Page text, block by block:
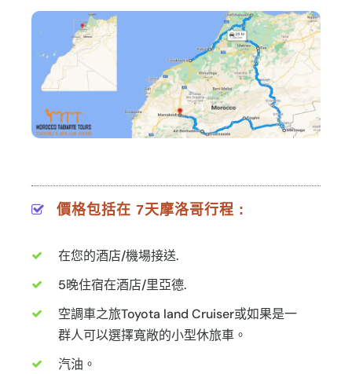
價格包括在 7天摩洛哥行程 :
在您的酒店/機場接送.
5晚住宿在酒店/里亞德.
空調車之旅Toyota land Cruiser或如果是一
群人可以選擇寬敞的小型休旅車。
汽油。